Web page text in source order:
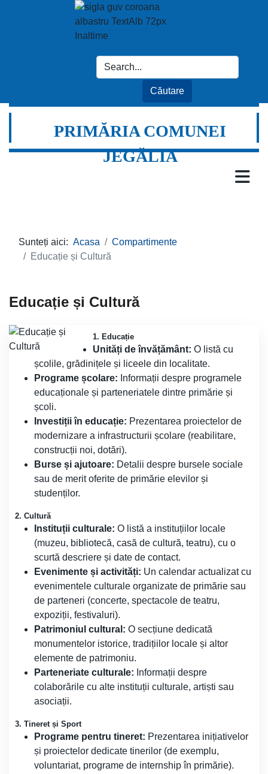
PRIMĂRIA COMUNEI
JEGĂLIA
Sunteți aici: Acasa
Compartimente
Educație și Cultură
Educație și Cultură
1. Educație
Unități de învățământ: O listă cu
școlile, grădinițele și liceele din localitate.
Programe școlare: Informații despre programele
educaționale și parteneriatele dintre primărie și
școli.
Investiții în educație: Prezentarea proiectelor de
modernizare a infrastructurii școlare (reabilitare,
construcții noi, dotări).
Burse și ajutoare: Detalii despre bursele sociale
sau de merit oferite de primărie elevilor și
studenților.
2. Cultură
Instituții culturale: O listă a instituțiilor locale
(muzeu, bibliotecă, casă de cultură, teatru), cu o
scurtă descriere și date de contact.
Evenimente și activități: Un calendar actualizat cu
evenimentele culturale organizate de primărie sau
de parteneri (concerte, spectacole de teatru,
expoziții, festivaluri).
Patrimoniul cultural: O secțiune dedicată
monumentelor istorice, tradițiilor locale și altor
elemente de patrimoniu.
Parteneriate culturale: Informații despre
colaborările cu alte instituții culturale, artiști sau
asociații.
3. Tineret și Sport
Programe pentru tineret: Prezentarea inițiativelor
și proiectelor dedicate tinerilor (de exemplu,
voluntariat, programe de internship în primărie).